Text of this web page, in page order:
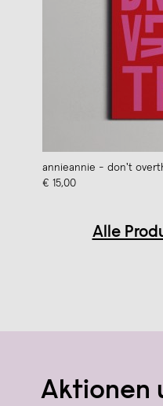
annieannie - don't
€ 15,00
Alle
Aktionen